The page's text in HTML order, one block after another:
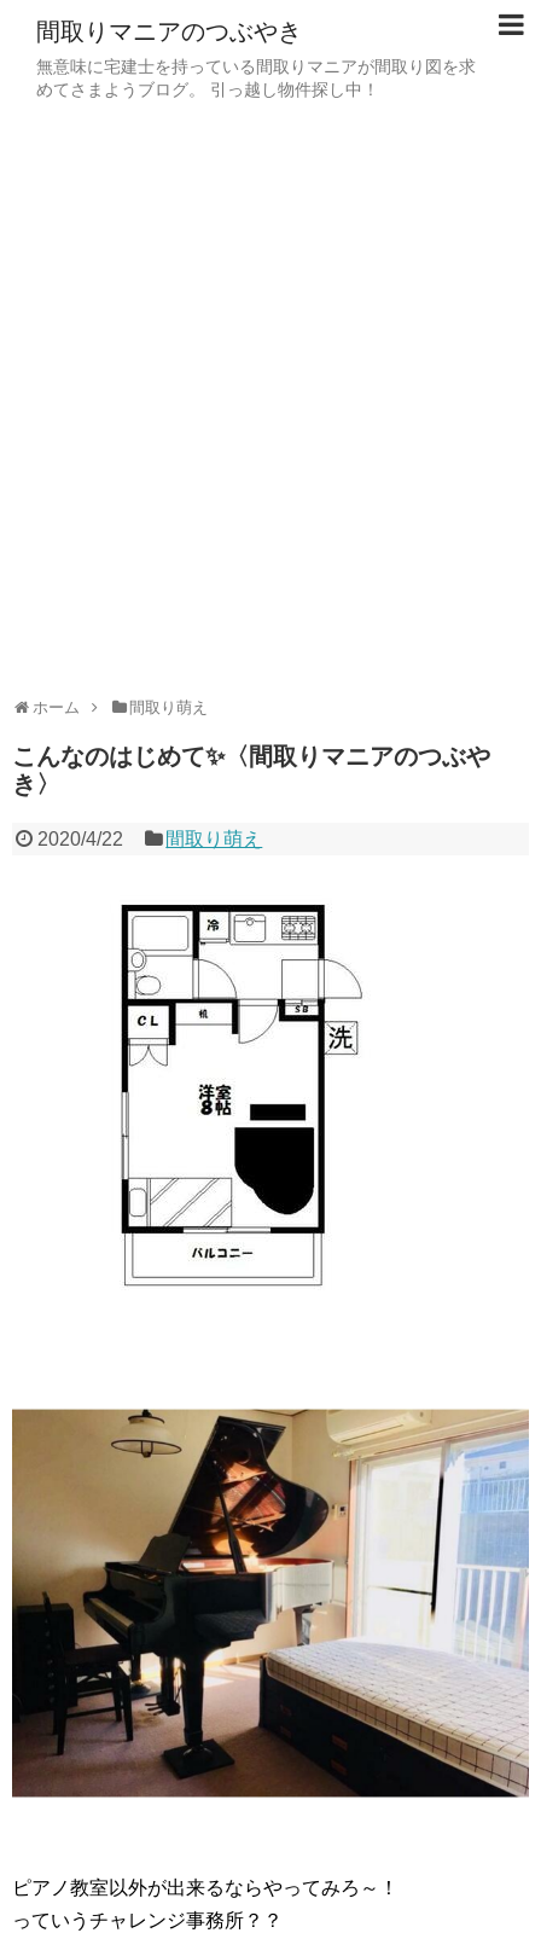
間取りマニアのつぶやき
無意味に宅建士を持っている間取りマニアが間取り図を求
めてさまようブログ。 引っ越し物件探し中！
ホーム 間取り萌え
こんなのはじめて✨〈間取りマニアのつぶや
き〉
2020/4/22 間取り萌え
ピアノ教室以外が出来るならやってみろ～！
っていうチャレンジ事務所？？